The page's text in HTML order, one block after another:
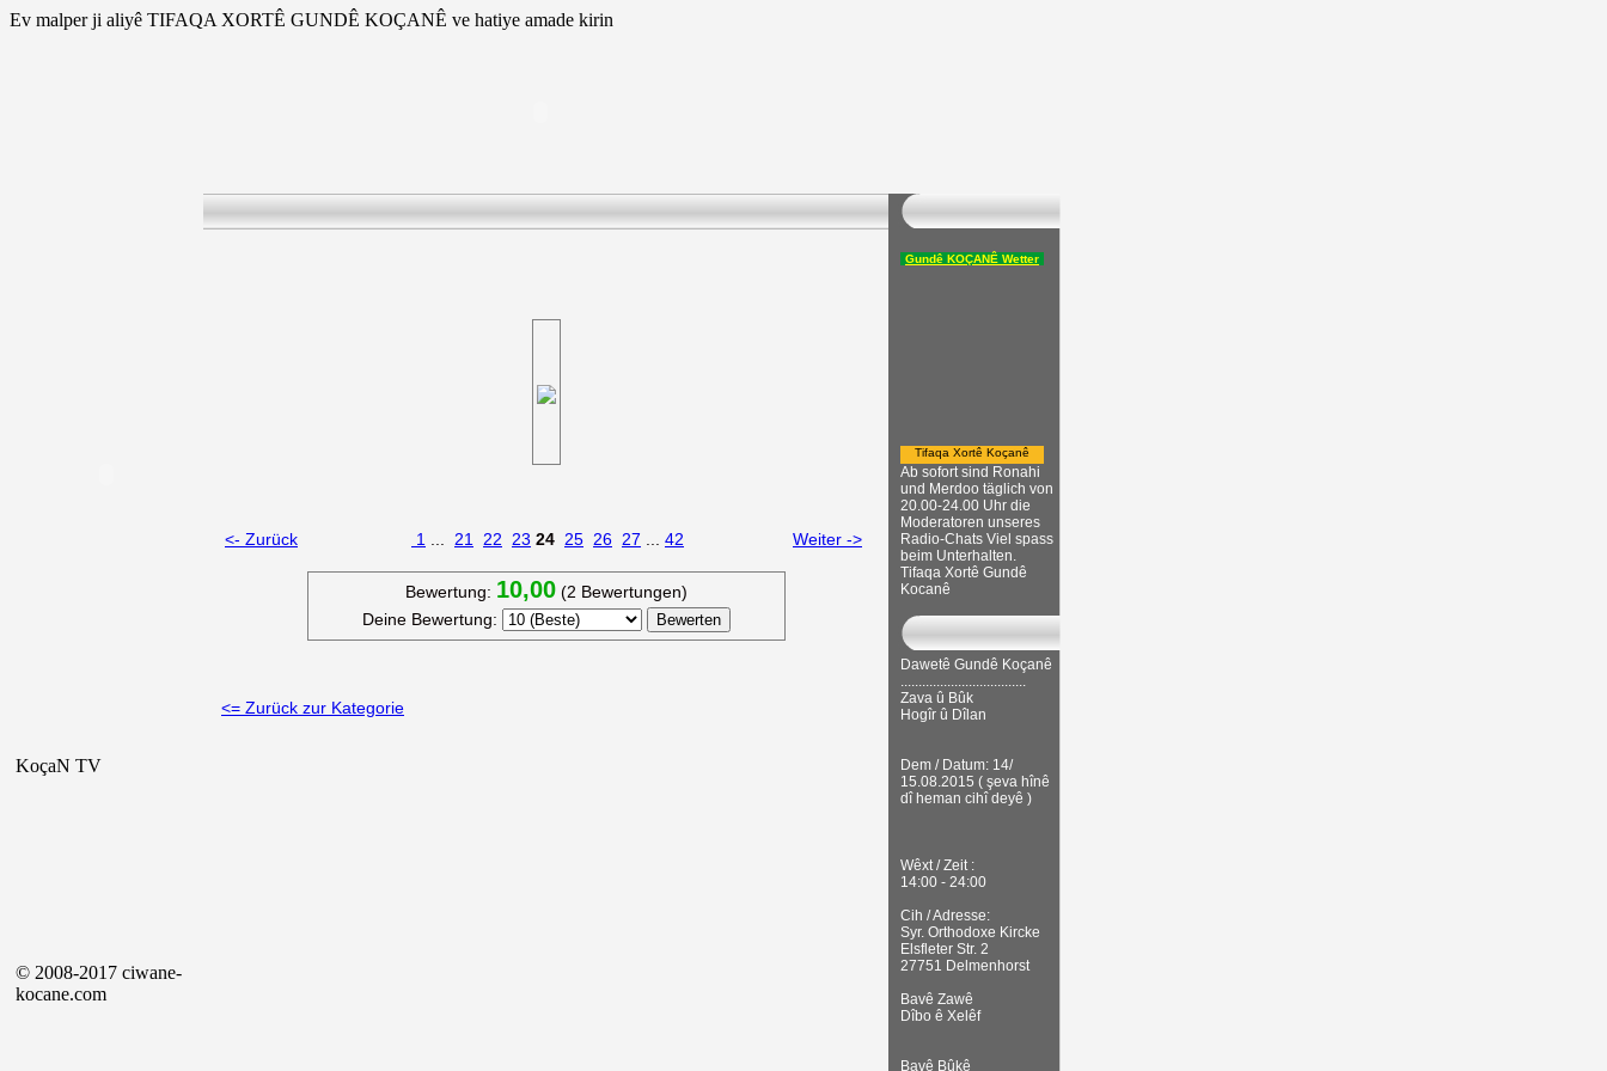
Ev malper ji aliyê TIFAQA XORTÊ GUNDÊ KOÇANÊ ve hatiye amade kirin
KoçaN TV
© 2008-2017 ciwane-
kocane.com
<- Zurück 1 21 22 23 24 25 26 27 42 Weiter ->
Bewertung: 10,00(2 Bewertungen)
Deine Bewertung:
<= Zurück zur Kategorie
Gundê KOÇANÊ Wetter
Tifaqa Xortê Koçanê
Ab sofort sind Ronahi
und Merdoo täglich von
20.00-24.00 Uhr die
Moderatoren unseres
Radio-Chats Viel spass
beim Unterhalten.
Tifaqa Xortê Gundê
Kocanê
Dawetê Gundê Koçanê
...................................
Zava û Bûk
Hogîr û Dîlan
Dem / Datum: 14/
15.08.2015 ( şeva hînê
dî heman cihî deyê )
Wêxt / Zeit :
14:00 - 24:00
Cih / Adresse:
Syr. Orthodoxe Kircke
Elsfleter Str. 2
27751 Delmenhorst
Bavê Zawê
Dîbo ê Xelêf
Bavê Bûkê